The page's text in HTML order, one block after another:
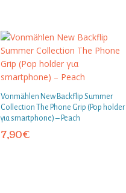
Vonmählen New Backflip Summer
Collection The Phone Grip (Pop holder
για smartphone) – Peach
7,90€